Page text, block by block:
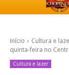
Início Cultura e
quinta-feira no
Cultura e lazer